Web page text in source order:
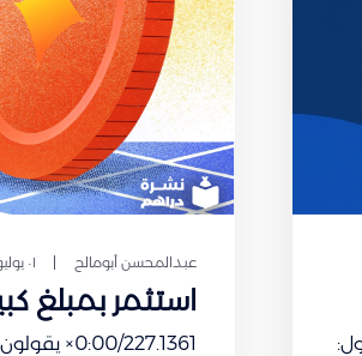
وبيقول:
عبدالمحسن أبومالح ٠١ يوليو ٢٠٢٦
استثمر بمبلغ
0:00/